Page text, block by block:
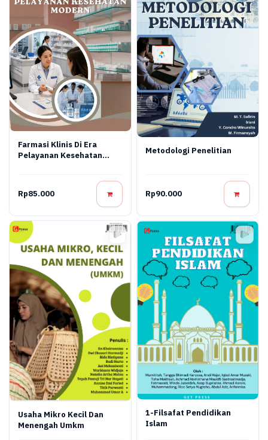
Farmasi Klinis Di Era
Pelayanan Kesehatan
Rp85.000
Metodologi Penelitian
Rp90.000
Usaha Mikro Kecil Dan
Menengah Umkm
1-Filsafat Pendidikan
Islam